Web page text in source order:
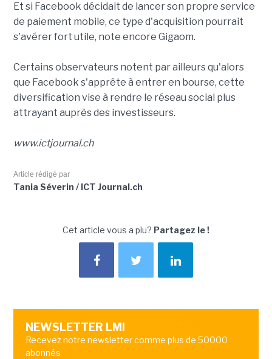
Et si Facebook décidait de lancer son propre service
de paiement mobile, ce type d'acquisition pourrait
s'avérer fort utile, note encore Gigaom.
Certains observateurs notent par ailleurs qu'alors
que Facebook s'apprête à entrer en bourse, cette
diversification vise à rendre le réseau social plus
attrayant auprès des investisseurs.
www.ictjournal.ch
Article rédigé par
Tania Séverin / ICT Journal.ch
Cet article vous a plu? Partagez le !
NEWSLETTER LMI
Recevez notre newsletter comme plus de 50000
abonnés